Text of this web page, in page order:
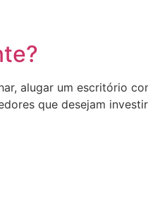
alugar um escritório
que desejam